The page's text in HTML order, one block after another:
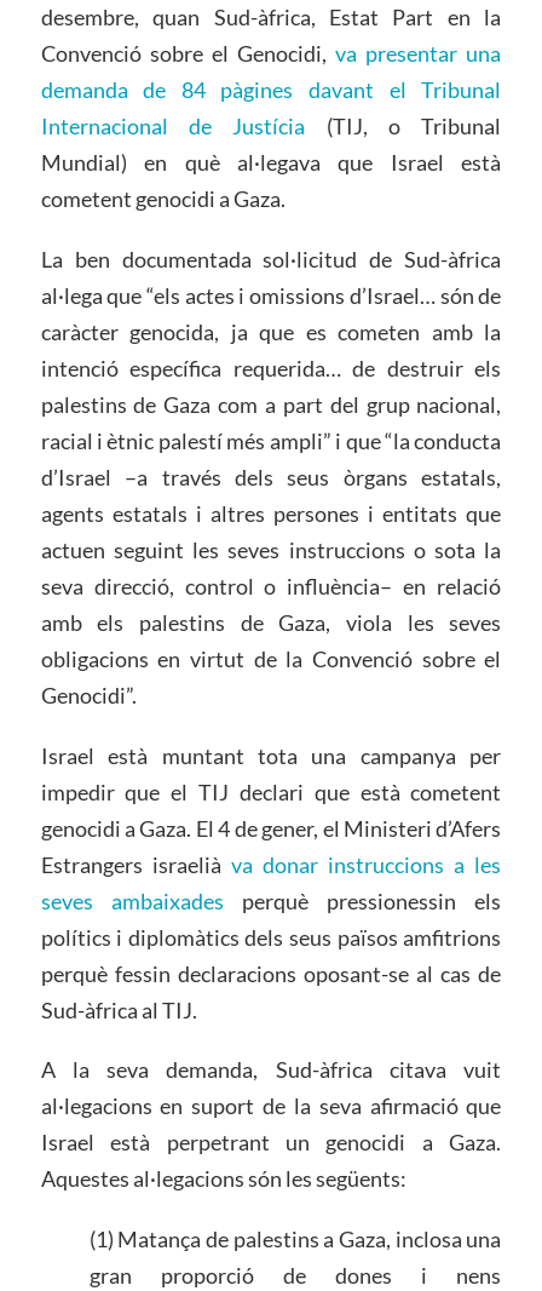
desembre, quan Sud-àfrica, Estat Part en la
Convenció sobre el Genocidi,va presentar una
demanda de 84 pàgines davant el Tribunal
Internacional de Justícia (TIJ, o Tribunal
Mundial) en què al·legava que Israel està
cometent genocidi a Gaza.
La ben documentada sol·licitud de Sud-àfrica
al·lega que “els actes i omissions d’Israel… són de
caràcter genocida, ja que es cometen amb la
intenció específica requerida… de destruir els
palestins de Gaza com a part del grup nacional,
racial i ètnic palestí més ampli” i que “la conducta
d’Israel –a través dels seus òrgans estatals,
agents estatals i altres persones i entitats que
actuen seguint les seves instruccions o sota la
seva direcció, control o influència– en relació
amb els palestins de Gaza, viola les seves
obligacions en virtut de la Convenció sobre el
Genocidi”.
Israel està muntant tota una campanya per
impedir que el TIJ declari que està cometent
genocidi a Gaza. El 4 de gener, el Ministeri d’Afers
Estrangers israelià va donar instruccions a les
seves ambaixades perquè pressionessin els
polítics i diplomàtics dels seus països amfitrions
perquè fessin declaracions oposant-se al cas de
Sud-àfrica al TIJ.
A la seva demanda, Sud-àfrica citava vuit
al·legacions en suport de la seva afirmació que
Israel està perpetrant un genocidi a Gaza.
Aquestes al·legacions són les següents:
(1) Matança de palestins a Gaza, inclosa una
gran proporció de dones i nens